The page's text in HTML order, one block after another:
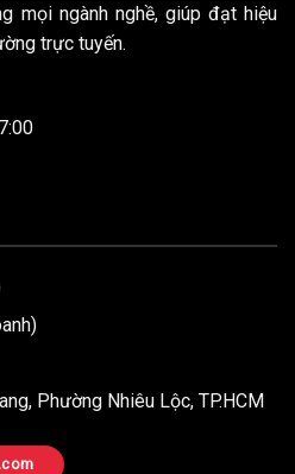
mọi ngành nghề, giúp đạt hiệu
trực tuyến.
Phường Nhiêu Lộc, TP.HCM